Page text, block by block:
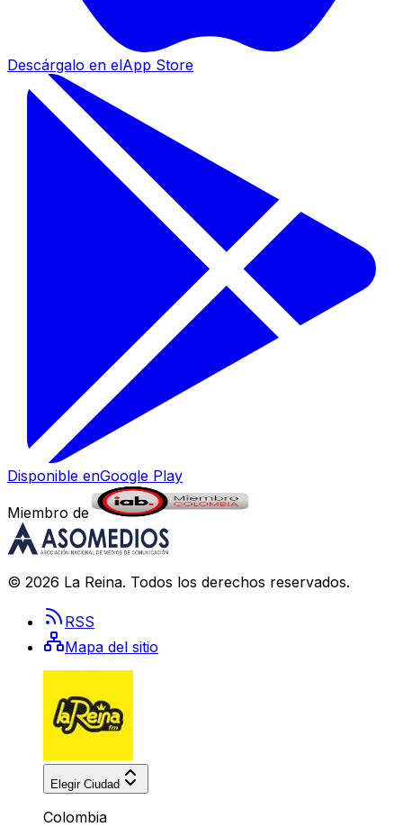
Descárgalo en elApp Store
Disponible enGoogle Play
Miembro de
© 2026 La Reina. Todos los derechos reservados.
RSS
Mapa del sitio
Elegir Ciudad
Colombia